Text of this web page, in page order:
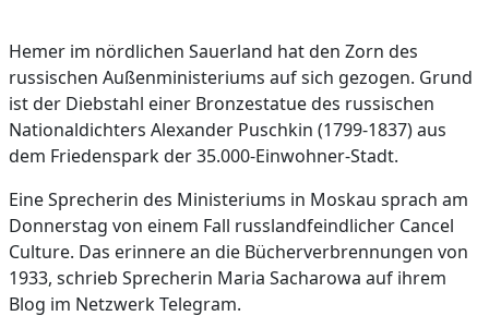
Hemer im nördlichen Sauerland hat den Zorn des
russischen Außenministeriums auf sich gezogen. Grund
ist der Diebstahl einer Bronzestatue des russischen
Nationaldichters Alexander Puschkin (1799-1837) aus
dem Friedenspark der 35.000-Einwohner-Stadt.
Eine Sprecherin des Ministeriums in Moskau sprach am
Donnerstag von einem Fall russlandfeindlicher Cancel
Culture. Das erinnere an die Bücherverbrennungen von
1933, schrieb Sprecherin Maria Sacharowa auf ihrem
Blog im Netzwerk Telegram.